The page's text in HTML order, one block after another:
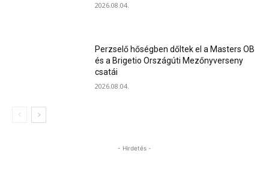
2026.08.04.
Perzselő hőségben dőltek el a Masters OB
és a Brigetio Országúti Mezőnyverseny
csatái
2026.08.04.
- Hirdetés -